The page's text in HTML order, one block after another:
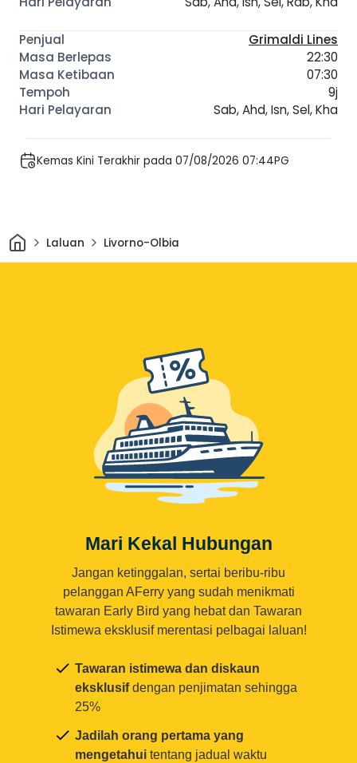
Grimaldi Lines
22:30
07:30
9j
Sab, Ahd, Isn, Sel, Kha
Kemas Kini Terakhir pada 07/08/2026 07:44PG
Rumah
Laluan Livorno-Olbia
Mari Kekal Hubungan
Jangan ketinggalan, sertai beribu-ribu
pelanggan AFerry yang sudah menikmati
tawaran Early Bird yang hebat dan Tawaran
Istimewa eksklusif merentasi pelbagai laluan!
Tawaran istimewa dan diskaun
eksklusifdengan penjimatan sehingga
25%
Jadilah orang pertama yang
mengetahui tentang jadual waktu